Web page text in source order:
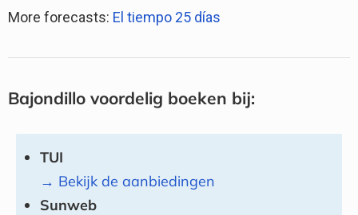
More forecasts: El tiempo 25 días
Bajondillo voordelig boeken bij:
TUI
→ Bekijk de aanbiedingen
Sunweb